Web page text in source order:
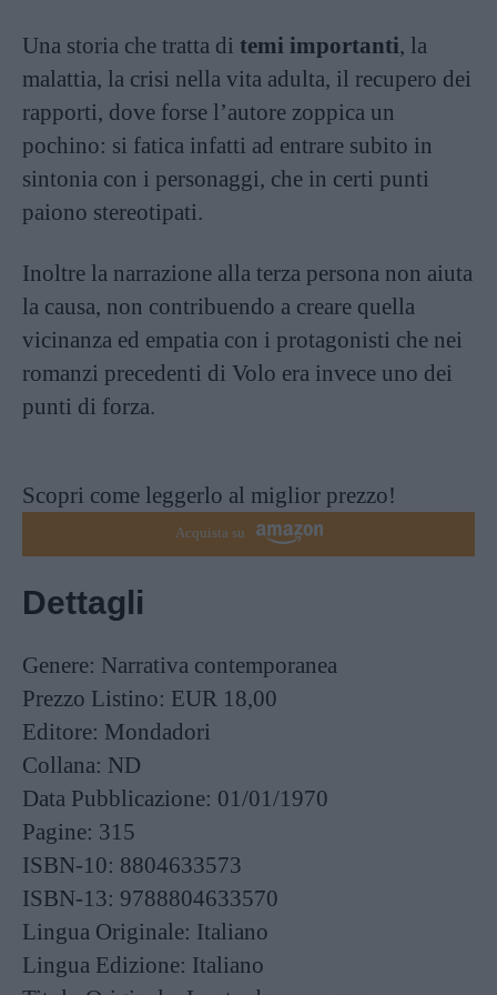
Una storia che tratta di temi importanti, la
malattia, la crisi nella vita adulta, il recupero dei
rapporti, dove forse l’autore zoppica un
pochino: si fatica infatti ad entrare subito in
sintonia con i personaggi, che in certi punti
paiono stereotipati.
Inoltre la narrazione alla terza persona non aiuta
la causa, non contribuendo a creare quella
vicinanza ed empatia con i protagonisti che nei
romanzi precedenti di Volo era invece uno dei
punti di forza.
Scopri come leggerlo al miglior prezzo!
Acquista su
Dettagli
Genere: Narrativa contemporanea
Prezzo Listino: EUR 18,00
Editore: Mondadori
Collana: ND
Data Pubblicazione: 01/01/1970
Pagine: 315
ISBN-10: 8804633573
ISBN-13: 9788804633570
Lingua Originale: Italiano
Lingua Edizione: Italiano